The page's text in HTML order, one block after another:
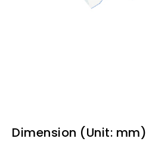
Dimension (Unit: mm)